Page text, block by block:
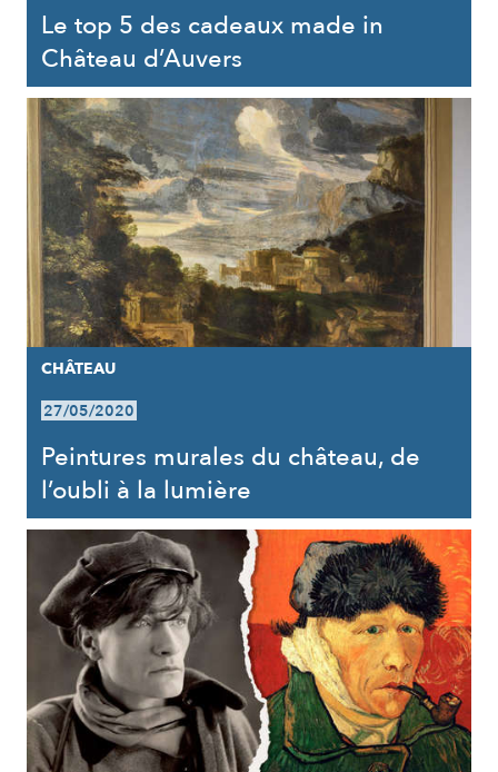
Le top 5 des cadeaux made in
Château d’Auvers
CHÂTEAU
27/05/2020
Peintures murales du château, de
l’oubli à la lumière